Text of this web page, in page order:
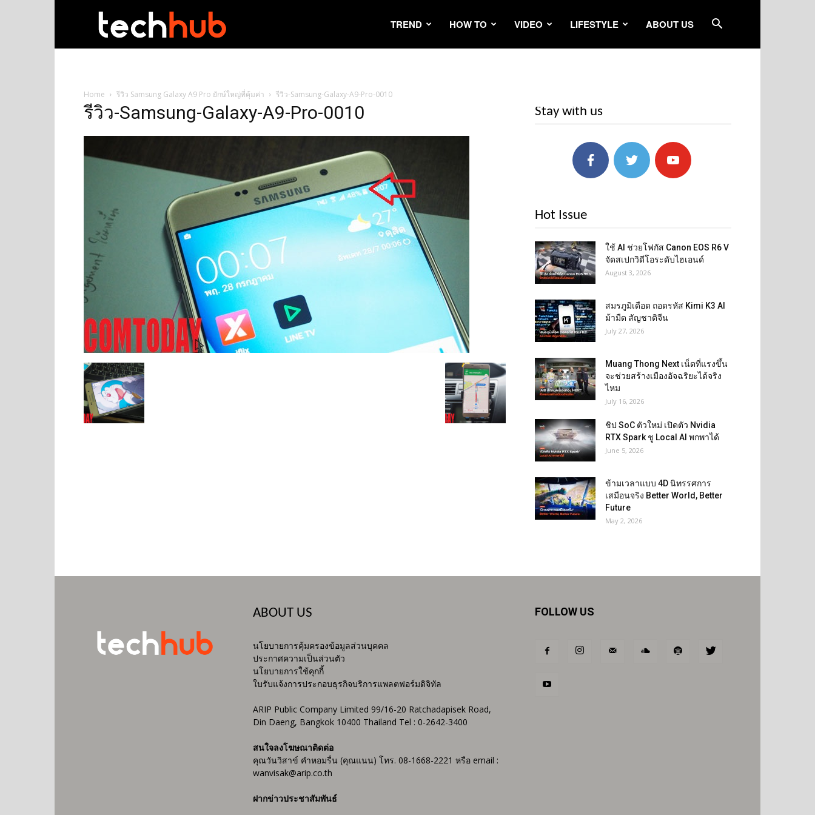
TREND HOW TO VIDEO LIFESTYLE ABOUT US
Home รีวิว Samsung Galaxy A9 Pro ยักษ์ใหญ่ที่คุ้มค่า รีวิว-Samsung-Galaxy-A9-Pro-0010
รีวิว-Samsung-Galaxy-A9-Pro-0010 Stay with us
Hot Issue
ใช้ AI ช่วยโฟกัส Canon EOS R6 V
จัดสเปกวิดีโอระดับไฮเอนด์
August 3, 2026
สมรภูมิเดือด ถอดรหัส Kimi K3 AI
ม้ามืด สัญชาติจีน
July 27, 2026
Muang Thong Next เน็ตที่แรงขึ้น
จะช่วยสร้างเมืองอัจฉริยะได้จริง
ไหม
July 16, 2026
ชิป SoC ตัวใหม่ เปิดตัว Nvidia
RTX Spark ชู Local AI พกพาได้
June 5, 2026
ข้ามเวลาแบบ 4D นิทรรศการ
เสมือนจริง Better World, Better
Future
May 2, 2026
ABOUT US
นโยบายการคุ้มครองข้อมูลส่วนบุคคล
ประกาศความเป็นส่วนตัว
นโยบายการใช้คุกกี้
ใบรับแจ้งการประกอบธุรกิจบริการแพลตฟอร์มดิจิทัล
ARIP Public Company Limited 99/16-20 Ratchadapisek Road,
Din Daeng, Bangkok 10400 Thailand Tel : 0-2642-3400
สนใจลงโฆษณาติดต่อ
คุณวันวิสาข์ คำหอมรื่น (คุณแนน) โทร. 08-1668-2221 หรือ email :
wanvisak@arip.co.th
ฝากข่าวประชาสัมพันธ์
FOLLOW US